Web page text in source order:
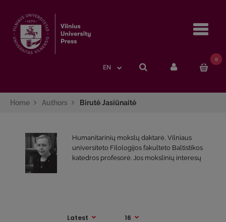
EN
0
Home Authors Birutė Jasiūnaitė
Humanitarinių mokslų daktarė, Vilniaus
universiteto Filologijos fakulteto Baltistikos
katedros profesorė. Jos mokslinių interesų